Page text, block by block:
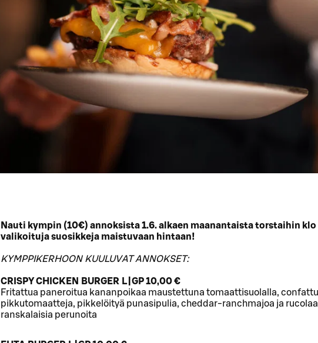
Nauti kympin (10€) annoksista 1.6. alkaen maanantaista torstaihin klo
valikoituja suosikkeja maistuvaan hintaan!
KYMPPIKERHOON KUULUVAT ANNOKSET:
CRISPY CHICKEN BURGER L|GP 10,00 €
Fritattua paneroitua kananpoikaa maustettuna tomaattisuolalla,
pikkutomaatteja, pikkelöityä punasipulia, cheddar-ranchmajoa ja
ranskalaisia perunoita